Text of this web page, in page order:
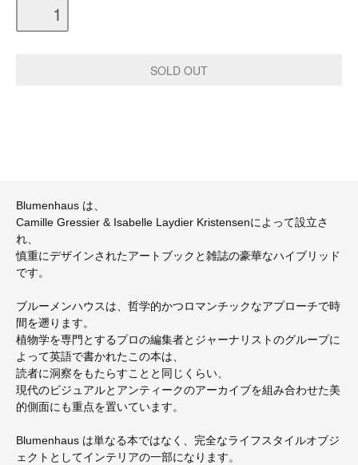
Blumenhaus は、
Camille Gressier & Isabelle Laydier Kristensenによって設立さ
れ、
慎重にデザインされたアートブックと雑誌の豪華なハイブリッド
です。
ブルーメンハウスは、哲学的かつロマンチックなアプローチで時
間を遡ります。
植物学を専門とするプロの編集者とジャーナリストのグループに
よって英語で書かれたこの本は、
読者に洞察をもたらすことと同じくらい、
現代のビジュアルとアンティークのアーカイブを組み合わせた美
的側面にも重点を置いています。
Blumenhaus は単なる本ではなく、完全なライフスタイルオブジ
ェクトとしてインテリアの一部になります。